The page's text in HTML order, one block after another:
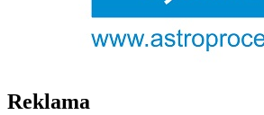
Reklama